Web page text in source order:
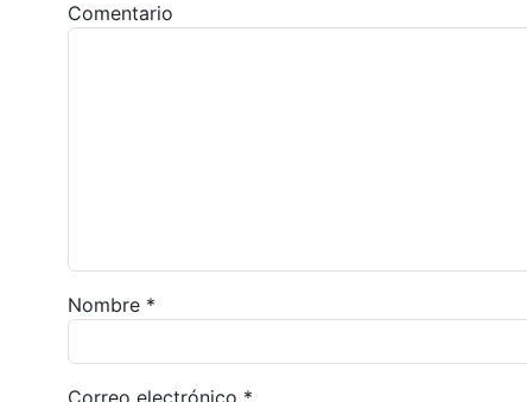
Comentario
Nombre *